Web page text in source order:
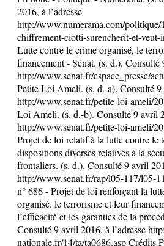
2016, à l’adresse
http://www.numerama.com/
chiffrement-ciotti-surencherit-et-
Lutte contre le crime organisé, le
financement - Sénat. (s. d.). Consulté
http://www.senat.fr/espace_presse/
Petite Loi Ameli. (s. d.-a). Consulté 9
http://www.senat.fr/petite-loi-ameli/
Loi Ameli. (s. d.-b). Consulté 9 avril
http://www.senat.fr/petite-loi-ameli/
Projet de loi relatif à la lutte contre le
dispositions diverses relatives à la
frontaliers. (s. d.). Consulté 9 avril
http://www.senat.fr/rap/l05-117/l05-
n° 686 - Projet de loi renforçant la
organisé, le terrorisme et leur
l’efficacité et les garanties de la
Consulté 9 avril 2016, à l’adresse
nationale.fr/14/ta/ta0686.asp Crédits